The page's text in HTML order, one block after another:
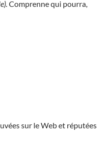
Comprenne qui pourra,
sur le Web et réputées